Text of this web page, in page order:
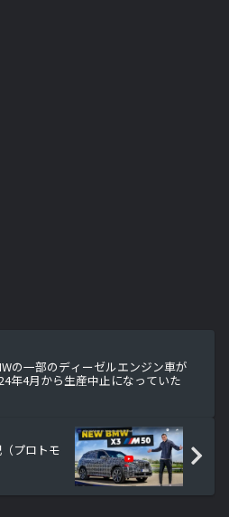
の一部のディーゼルエンジン車が
年4月から生産中止になっていた
プロトモ